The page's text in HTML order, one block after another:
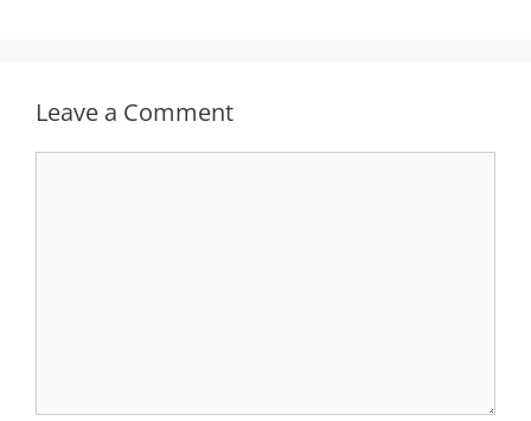
Leave a Comment